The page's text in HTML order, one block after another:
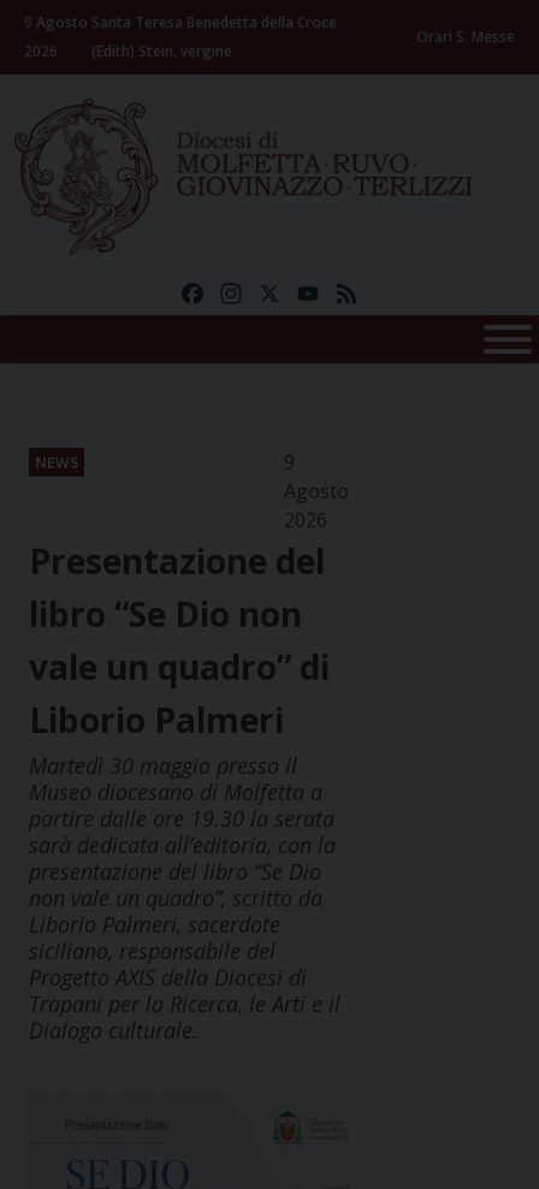
Skip
content
9 Agosto
2026
Santa Teresa Benedetta della Croce
(Edith) Stein, vergine
Orari S. Messe
FacebookInstagramYouTube
NEWS
9
Agosto
2026
Presentazione del
libro “Se Dio non
vale un quadro” di
Liborio Palmeri
Martedì 30 maggio presso il
Museo diocesano di Molfetta a
partire dalle ore 19.30 la serata
sarà dedicata all’editoria, con la
presentazione del libro “Se Dio
non vale un quadro”, scritto da
Liborio Palmeri, sacerdote
siciliano, responsabile del
Progetto AXIS della Diocesi di
Trapani per la Ricerca, le Arti e il
Dialogo culturale.